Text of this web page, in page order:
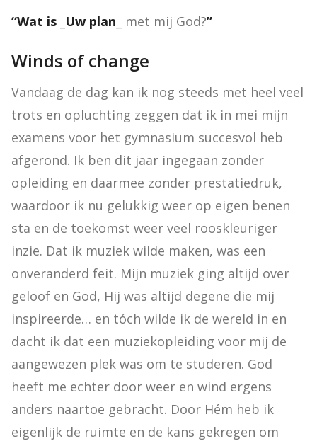
“Wat is _ Uw plan _ met mij God?”
Winds of change
Vandaag de dag kan ik nog steeds met heel veel
trots en opluchting zeggen dat ik in mei mijn
examens voor het gymnasium succesvol heb
afgerond. Ik ben dit jaar ingegaan zonder
opleiding en daarmee zonder prestatiedruk,
waardoor ik nu gelukkig weer op eigen benen
sta en de toekomst weer veel rooskleuriger
inzie. Dat ik muziek wilde maken, was een
onveranderd feit. Mijn muziek ging altijd over
geloof en God, Hij was altijd degene die mij
inspireerde… en tóch wilde ik de wereld in en
dacht ik dat een muziekopleiding voor mij de
aangewezen plek was om te studeren. God
heeft me echter door weer en wind ergens
anders naartoe gebracht. Door Hém heb ik
eigenlijk de ruimte en de kans gekregen om